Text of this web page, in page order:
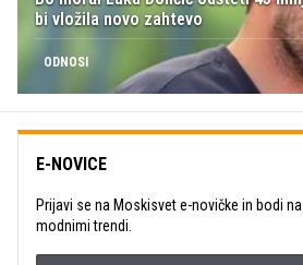
bi vložila novo zahtevo
ODNOSI
E-NOVICE
Prijavi se na Moskisvet e-novičke in bodi
modnimi trendi.